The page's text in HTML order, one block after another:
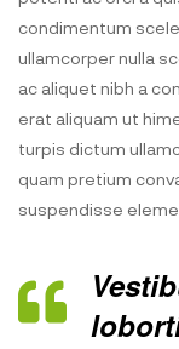
condimentum
ullamcorper nulla
ac aliquet nibh a
erat aliquam ut
turpis dictum
quam pretium
suspendisse